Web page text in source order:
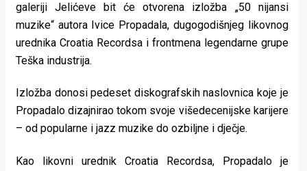
u
pokretu
koje
rade
Urban
galeriji Jelićeve bit će otvorena izložba „50 nijansi
muzike“ autora Ivice Propadala, dugogodišnjeg likovnog
urednika Croatia Recordsa i frontmena legendarne grupe
Teška industrija.
Izložba donosi pedeset diskografskih naslovnica koje je
Propadalo dizajnirao tokom svoje višedecenijske karijere
– od popularne i jazz muzike do ozbiljne i dječje.
Kao likovni urednik Croatia Recordsa, Propadalo je